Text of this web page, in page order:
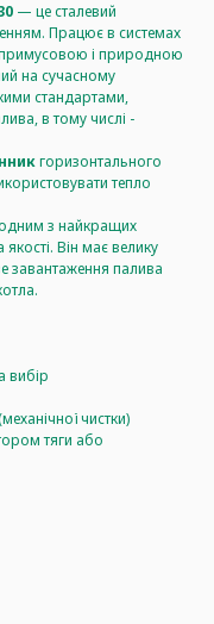
— це сталевий
Працює в системах
примусовою і природною
на сучасному
стандартами,
в тому числі -
горизонтального
тепло
з найкращих
якості. Він має велику
завантаження палива
вибір
чистки)
тяги або